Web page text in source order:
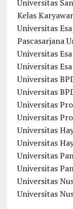
Universitas
Kelas
Universitas
Pascasarjana
Universitas
Universitas
Universitas
Universitas
Universitas
Universitas
Universitas
Universitas
Universitas
Universitas
Universitas
Universitas